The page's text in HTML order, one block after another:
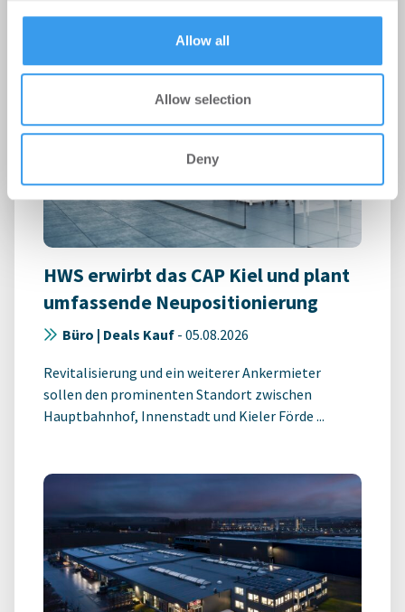
Allow all
Allow selection
Deny
HWS erwirbt das CAP Kiel und plant
umfassende Neupositionierung
Büro | Deals Kauf - 05.08.2026
Revitalisierung und ein weiterer Ankermieter
sollen den prominenten Standort zwischen
Hauptbahnhof, Innenstadt und Kieler Förde ...